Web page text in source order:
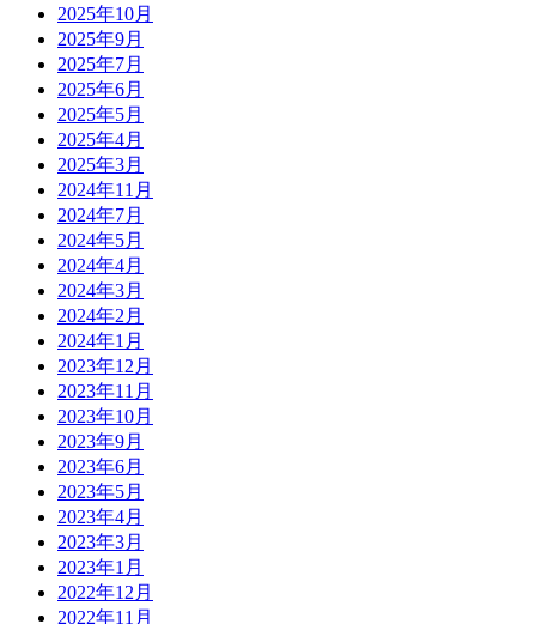
2025年10月
2025年9月
2025年7月
2025年6月
2025年5月
2025年4月
2025年3月
2024年11月
2024年7月
2024年5月
2024年4月
2024年3月
2024年2月
2024年1月
2023年12月
2023年11月
2023年10月
2023年9月
2023年6月
2023年5月
2023年4月
2023年3月
2023年1月
2022年12月
2022年11月